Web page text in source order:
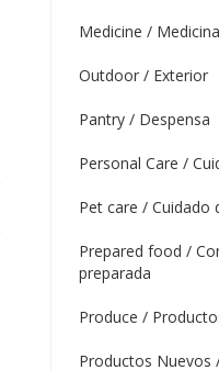
Medicine / Medicina
Outdoor / Exterior
Pantry / Despensa
Personal Care /
Pet care / Cuidado
Prepared food /
preparada
Produce /
Productos Nuevos